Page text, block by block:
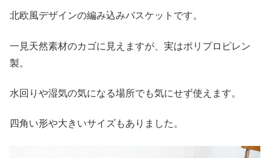
北欧風デザインの編み込みバスケットです。
一見天然素材のカゴに見えますが、実はポリプロピレン
製。
水回りや湿気の気になる場所でも気にせず使えます。
四角い形や大きいサイズもありました。